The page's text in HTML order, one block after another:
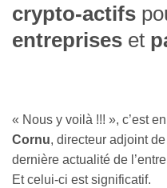
crypto-actifs
entreprises et
« Nous y voilà !!! », c’est
Cornu, directeur adjoint de
dernière actualité de
Et celui-ci est significatif.